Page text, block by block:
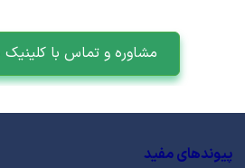
مشاوره و تماس با کلینیک
پیوندهای مفید